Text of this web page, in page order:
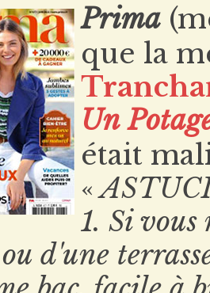
Prima
que la
Un
était
«
1. Si vous
d'une